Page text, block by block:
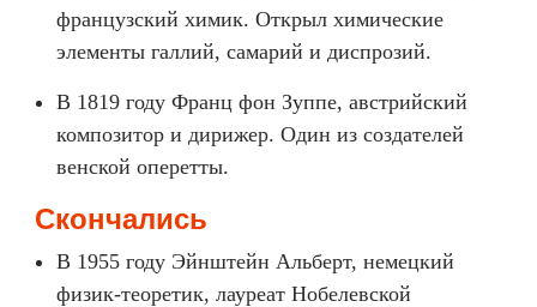
французский химик. Открыл химические
элементы галлий, самарий и диспрозий.
В 1819 году Франц фон Зуппе, австрийский
композитор и дирижер. Один из создателей
венской оперетты.
Скончались
В 1955 году Эйнштейн Альберт, немецкий
физик-теоретик, лауреат Нобелевской